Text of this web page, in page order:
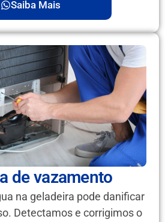
Saiba Mais
de vazamento
na geladeira pode danificar
Detectamos e corrigimos o